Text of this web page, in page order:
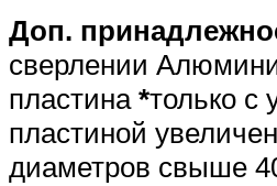
Доп.
сверлении
пластина *только с
пластиной
диаметров свыше